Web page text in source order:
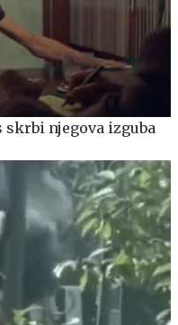
skrbi njegova izguba